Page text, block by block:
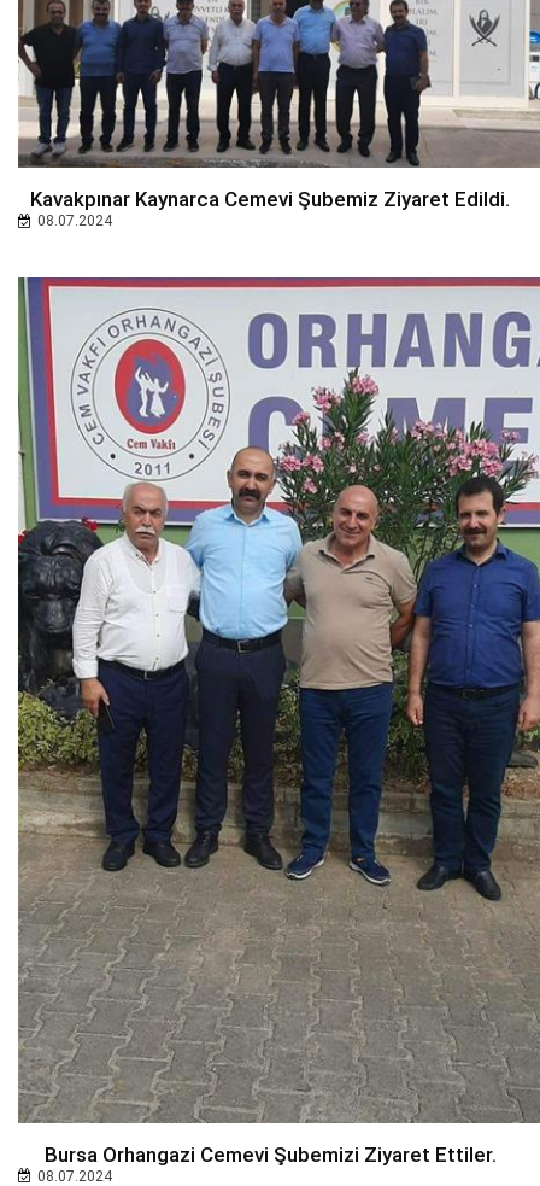
Kavakpınar Kaynarca Cemevi Şubemiz Ziyaret Edildi.
08.07.2024
Bursa Orhangazi Cemevi Şubemizi Ziyaret Ettiler.
08.07.2024